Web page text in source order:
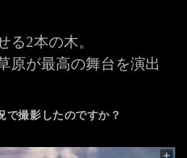
る2本の木。
原が最高の舞台を演出
撮影したのですか？